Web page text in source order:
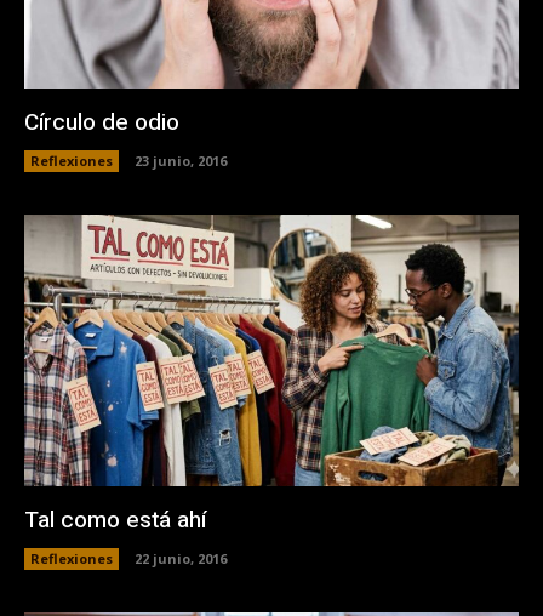
Círculo de odio
Reflexiones 23 junio, 2016
Tal como está ahí
Reflexiones 22 junio, 2016